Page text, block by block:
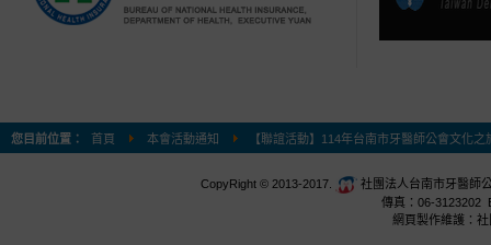
您目前位置： 首頁 本會活動通知 【聯誼活動】114年台南市牙醫師公會文化
CopyRight © 2013-2017.
社團法人台南市牙醫師
傳真：06-3123202
網頁製作維護：